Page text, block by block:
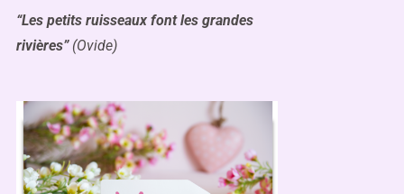
“Les petits ruisseaux font les grandes
rivières”(Ovide)